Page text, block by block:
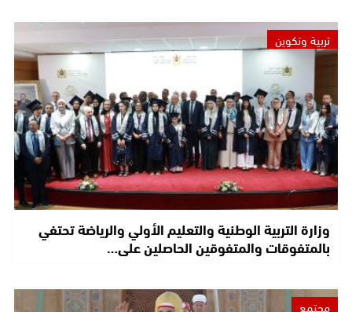
تربية وتكوين
وزارة التربية الوطنية والتعليم الأولي والرياضة تحتفي
بالمتفوقات والمتفوقين الحاصلين على…
مجتمع